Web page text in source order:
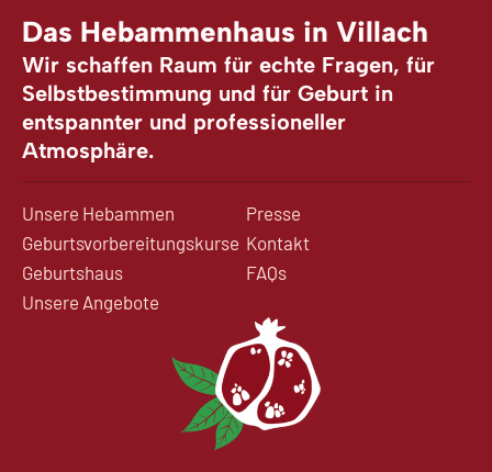
Das Hebammenhaus in Villach
Wir schaffen Raum für echte Fragen, für
Selbstbestimmung und für Geburt in
entspannter und professioneller
Atmosphäre.
Unsere Hebammen
Geburtsvorbereitungskurse
Geburtshaus
Unsere Angebote
Presse
Kontakt
FAQs